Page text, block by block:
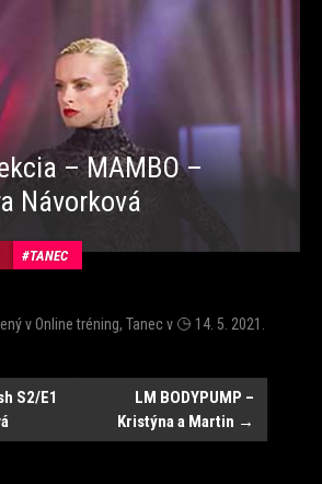
– MAMBO –
Návorková
TANEC
vOnline tréning, Tanecv 14. 5. 2021
S2/E1
LM BODYPUMP –
Kristýna a Martin →